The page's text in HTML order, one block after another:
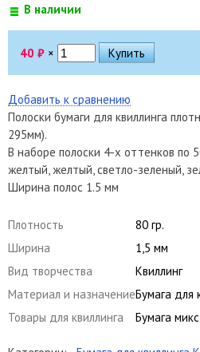
В наличии
40 ₽ ×
Добавить к сравнению
Полоски бумаги для квиллинга
295мм).
В наборе полоски 4-х оттенков по
желтый, желтый, светло-зеленый,
Ширина полос 1.5 мм
Плотность
80 гр.
Ширина
1,5 мм
Вид творчества
Квиллинг
Материал и назначениеБумага для
Товары для квиллинга
Бумага микс